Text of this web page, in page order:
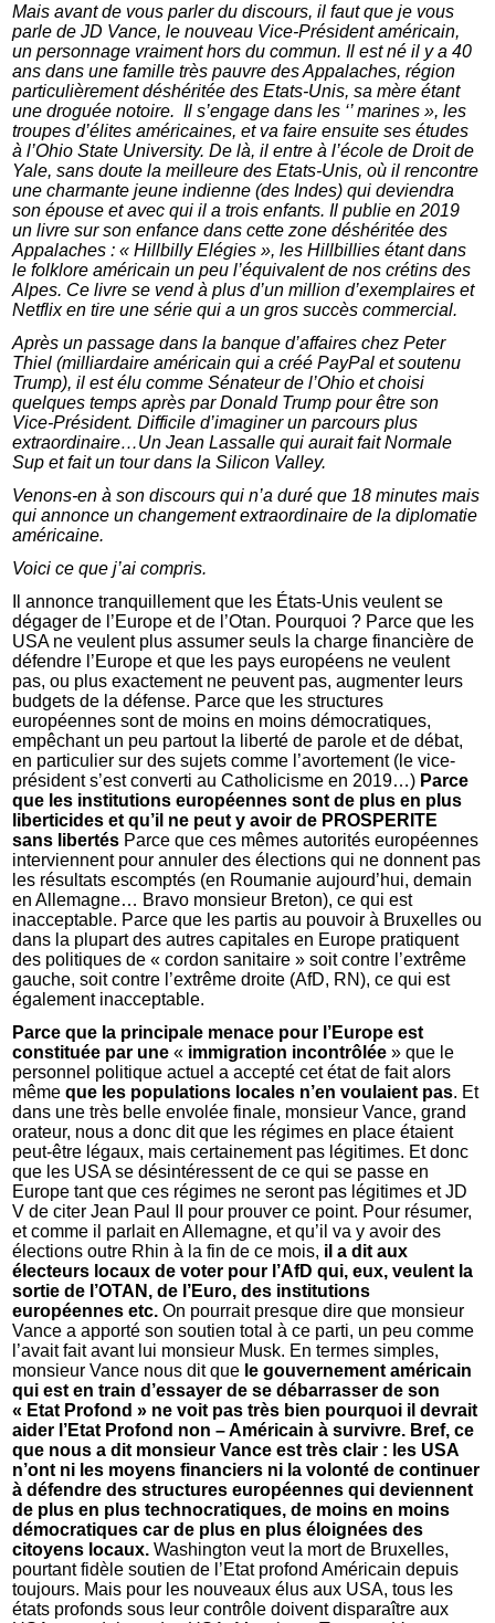
Mais avant de vous parler du discours, il faut que je vous
parle de JD Vance, le nouveau Vice-Président américain,
un personnage vraiment hors du commun. Il est né il y a 40
ans dans une famille très pauvre des Appalaches, région
particulièrement déshéritée des Etats-Unis, sa mère étant
une droguée notoire. Il s’engage dans les ‘’ marines », les
troupes d’élites américaines, et va faire ensuite ses études
à l’Ohio State University. De là, il entre à l’école de Droit de
Yale, sans doute la meilleure des Etats-Unis, où il rencontre
une charmante jeune indienne (des Indes) qui deviendra
son épouse et avec qui il a trois enfants. Il publie en 2019
un livre sur son enfance dans cette zone déshéritée des
Appalaches : « Hillbilly Elégies », les Hillbillies étant dans
le folklore américain un peu l’équivalent de nos crétins des
Alpes. Ce livre se vend à plus d’un million d’exemplaires et
Netflix en tire une série qui a un gros succès commercial.
Après un passage dans la banque d’affaires chez Peter
Thiel (milliardaire américain qui a créé PayPal et soutenu
Trump), il est élu comme Sénateur de l’Ohio et choisi
quelques temps après par Donald Trump pour être son
Vice-Président. Difficile d’imaginer un parcours plus
extraordinaire…Un Jean Lassalle qui aurait fait Normale
Sup et fait un tour dans la Silicon Valley.
Venons-en à son discours qui n’a duré que 18 minutes mais
qui annonce un changement extraordinaire de la diplomatie
américaine.
Voici ce que j’ai compris.
Il annonce tranquillement que les États-Unis veulent se
dégager de l’Europe et de l’Otan. Pourquoi ? Parce que les
USA ne veulent plus assumer seuls la charge financière de
défendre l’Europe et que les pays européens ne veulent
pas, ou plus exactement ne peuvent pas, augmenter leurs
budgets de la défense. Parce que les structures
européennes sont de moins en moins démocratiques,
empêchant un peu partout la liberté de parole et de débat,
en particulier sur des sujets comme l’avortement (le vice-
président s’est converti au Catholicisme en 2019…) Parce
que les institutions européennes sont de plus en plus
liberticides et qu’il ne peut y avoir de PROSPERITE
sans libertés Parce que ces mêmes autorités européennes
interviennent pour annuler des élections qui ne donnent pas
les résultats escomptés (en Roumanie aujourd’hui, demain
en Allemagne… Bravo monsieur Breton), ce qui est
inacceptable. Parce que les partis au pouvoir à Bruxelles ou
dans la plupart des autres capitales en Europe pratiquent
des politiques de « cordon sanitaire » soit contre l’extrême
gauche, soit contre l’extrême droite (AfD, RN), ce qui est
également inacceptable.
Parce que la principale menace pour l’Europe est
constituée par une « immigration incontrôlée » que le
personnel politique actuel a accepté cet état de fait alors
mêmeque les populations locales n’en voulaient pas. Et
dans une très belle envolée finale, monsieur Vance, grand
orateur, nous a donc dit que les régimes en place étaient
peut-être légaux, mais certainement pas légitimes. Et donc
que les USA se désintéressent de ce qui se passe en
Europe tant que ces régimes ne seront pas légitimes et JD
V de citer Jean Paul II pour prouver ce point. Pour résumer,
et comme il parlait en Allemagne, et qu’il va y avoir des
élections outre Rhin à la fin de ce mois, il a dit aux
électeurs locaux de voter pour l’AfD qui, eux, veulent la
sortie de l’OTAN, de l’Euro, des institutions
européennes etc. On pourrait presque dire que monsieur
Vance a apporté son soutien total à ce parti, un peu comme
l’avait fait avant lui monsieur Musk. En termes simples,
monsieur Vance nous dit que le gouvernement américain
qui est en train d’essayer de se débarrasser de son
« Etat Profond » ne voit pas très bien pourquoi il devrait
aider l’Etat Profond non – Américain à survivre. Bref, ce
que nous a dit monsieur Vance est très clair : les USA
n’ont ni les moyens financiers ni la volonté de continuer
à défendre des structures européennes qui deviennent
de plus en plus technocratiques, de moins en moins
démocratiques car de plus en plus éloignées des
citoyens locaux. Washington veut la mort de Bruxelles,
pourtant fidèle soutien de l’Etat profond Américain depuis
toujours. Mais pour les nouveaux élus aux USA, tous les
états profonds sous leur contrôle doivent disparaître aux